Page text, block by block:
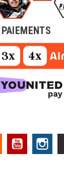
PAIEMENTS
Rss YouTube